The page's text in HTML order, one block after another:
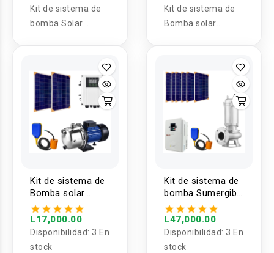
Kit de sistema de
bomba Solar
controlador MPTT
280V 2200W
Kit de sistema de
Bomba solar
Kit de sistema de
Bomba solar
superficial
centrifuga con
controlador 750W
L17,000.00
Disponibilidad: 3 En
stock
Kit de sistema de
bomba Sumergible
para aguas
residuales 220V
1500W 2''
50WQ15-15-1.5S
L47,000.00
Disponibilidad: 3 En
stock